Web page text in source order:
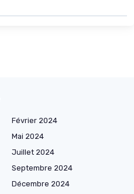
Février 2024
Mai 2024
Juillet 2024
Septembre 2024
Décembre 2024